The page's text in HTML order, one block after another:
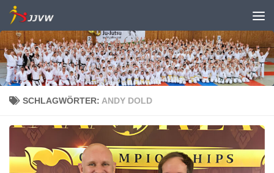
Zum Inhalt springen
SCHLAGWÖRTER: ANDY DOLD